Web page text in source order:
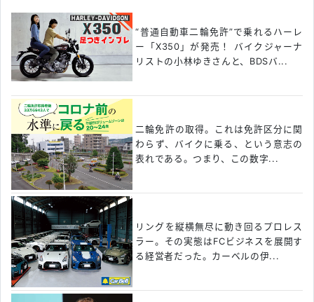
“普通自動車二輪免許”で乗れるハーレ
ー「X350」が発売！ バイクジャーナ
リストの小林ゆきさんと、BDSバ...
二輪免許の取得。これは免許区分に関
わらず、バイクに乗る、という意志の
表れである。つまり、この数字...
リングを縦横無尽に動き回るプロレス
ラー。その実態はFCビジネスを展開す
る経営者だった。カーベルの伊...